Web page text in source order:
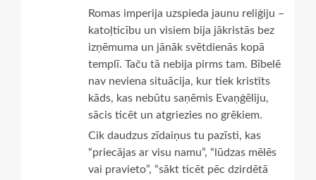
Romas imperija uzspieda jaunu reliģiju –
katoļticību un visiem bija jākristās bez
izņēmuma un jānāk svētdienās kopā
templī. Taču tā nebija pirms tam. Bībelē
nav neviena situācija, kur tiek kristīts
kāds, kas nebūtu saņēmis Evaņģēliju,
sācis ticēt un atgriezies no grēkiem.
Cik daudzus zīdaiņus tu pazīsti, kas
“priecājas ar visu namu”, “lūdzas mēlēs
vai pravieto”, “sākt ticēt pēc dzirdētā